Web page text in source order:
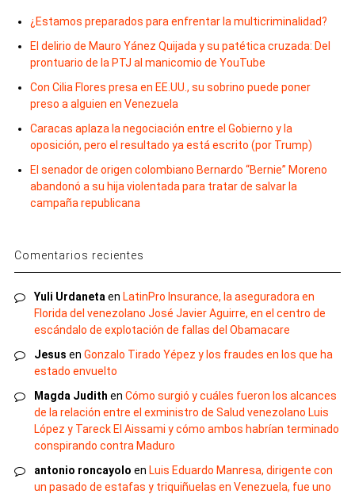
¿Estamos preparados para enfrentar la multicriminalidad?
El delirio de Mauro Yánez Quijada y su patética cruzada: Del
prontuario de la PTJ al manicomio de YouTube
Con Cilia Flores presa en EE.UU., su sobrino puede poner
preso a alguien en Venezuela
Caracas aplaza la negociación entre el Gobierno y la
oposición, pero el resultado ya está escrito (por Trump)
El senador de origen colombiano Bernardo “Bernie” Moreno
abandonó a su hija violentada para tratar de salvar la
campaña republicana
Comentarios recientes
Yuli Urdaneta en LatinPro Insurance, la aseguradora en
Florida del venezolano José Javier Aguirre, en el centro de
escándalo de explotación de fallas del Obamacare
Jesus en Gonzalo Tirado Yépez y los fraudes en los que ha
estado envuelto
Magda Judith en Cómo surgió y cuáles fueron los alcances
de la relación entre el exministro de Salud venezolano Luis
López y Tareck El Aissami y cómo ambos habrían terminado
conspirando contra Maduro
antonio roncayolo en Luis Eduardo Manresa, dirigente con
un pasado de estafas y triquiñuelas en Venezuela, fue uno